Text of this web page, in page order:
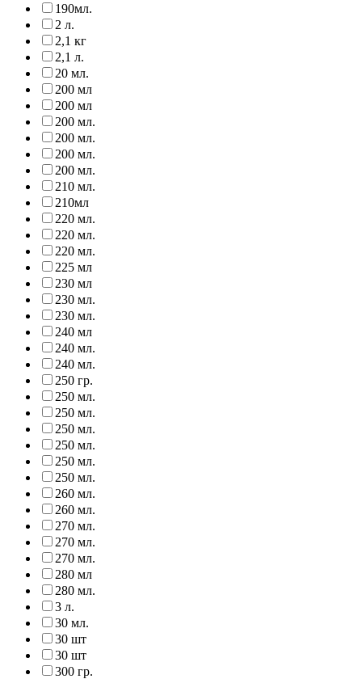
190мл.
2 л.
2,1 кг
2,1 л.
20 мл.
200 мл
200 мл
200 мл.
200 мл.
200 мл.
200 мл.
210 мл.
210мл
220 мл.
220 мл.
220 мл.
225 мл
230 мл
230 мл.
230 мл.
240 мл
240 мл.
240 мл.
250 гр.
250 мл.
250 мл.
250 мл.
250 мл.
250 мл.
250 мл.
260 мл.
260 мл.
270 мл.
270 мл.
270 мл.
280 мл
280 мл.
3 л.
30 мл.
30 шт
30 шт
300 гр.